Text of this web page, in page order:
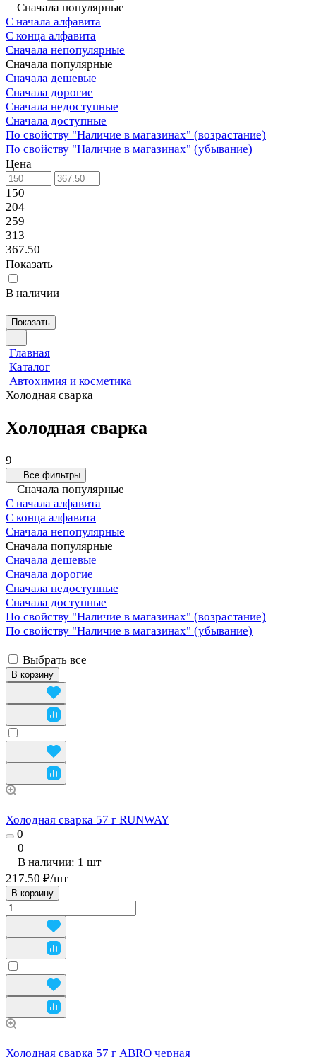
Сначала популярные
С начала алфавита
С конца алфавита
Сначала непопулярные
Сначала популярные
Сначала дешевые
Сначала дорогие
Сначала недоступные
Сначала доступные
По свойству "Наличие в магазинах" (возрастание)
По свойству "Наличие в магазинах" (убывание)
Цена
150
204
259
313
367.50
Показать
В наличии
Показать
Главная
Каталог
Автохимия и косметика
Холодная сварка
Холодная сварка
9
Все фильтры
Сначала популярные
С начала алфавита
С конца алфавита
Сначала непопулярные
Сначала популярные
Сначала дешевые
Сначала дорогие
Сначала недоступные
Сначала доступные
По свойству "Наличие в магазинах" (возрастание)
По свойству "Наличие в магазинах" (убывание)
Выбрать все
В корзину
Холодная сварка 57 г RUNWAY
0
0
В наличии: 1 шт
217.50 ₽/шт
В корзину
Холодная сварка 57 г ABRO черная